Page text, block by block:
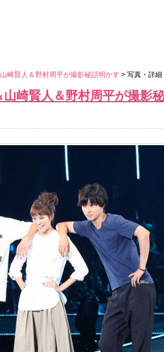
崎賢人＆野村周平が撮影秘話明かす > 写真・詳細
崎賢人＆野村周平が撮影